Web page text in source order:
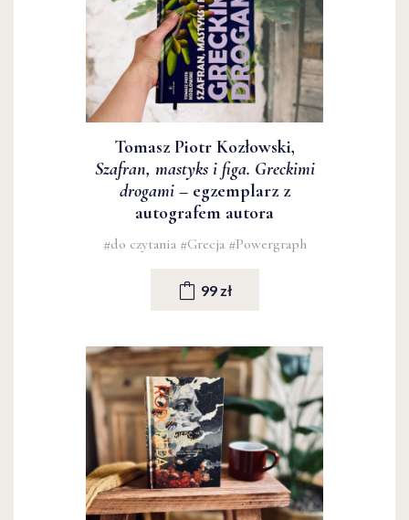
Tomasz Piotr Kozłowski,
Szafran, mastyks i figa. Greckimi
drogami– egzemplarz z
autografem autora
#do czytania #Grecja #Powergraph
99 zł